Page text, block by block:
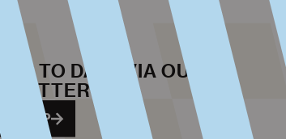
UP TO DATE VIA OUR
ME UP